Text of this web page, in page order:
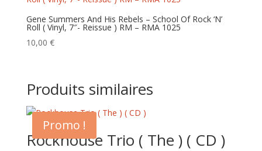
Gene Summers And His Rebels – School Of Rock ‘N’
Roll ( Vinyl, 7″- Reissue ) RM – RMA 1025
10,00 €
Produits similaires
Promo !
Rockhouse Trio ( The ) ( CD )